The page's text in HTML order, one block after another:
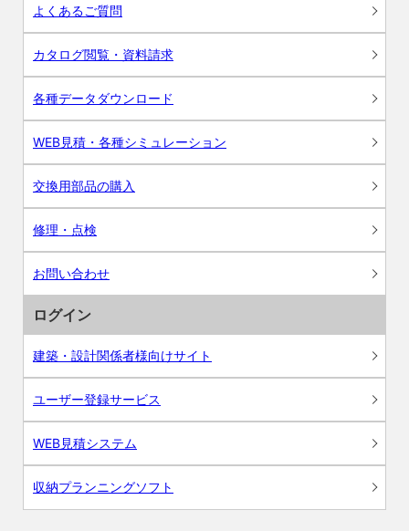
よくあるご質問
カタログ閲覧・資料請求
各種データダウンロード
WEB見積・各種シミュレーション
交換用部品の購入
修理・点検
お問い合わせ
ログイン
建築・設計関係者様向けサイト
ユーザー登録サービス
WEB見積システム
収納プランニングソフト